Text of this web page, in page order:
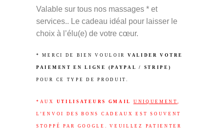
71€
à
390€
Valable sur tous nos massages * et
services.. Le cadeau idéal pour laisser le
choix à l’élu(e) de votre cœur.
* MERCI DE BIEN VOULOIR VALIDER VOTRE
PAIEMENT EN LIGNE (PAYPAL / STRIPE)
POUR CE TYPE DE PRODUIT.
*AUX UTILISATEURS GMAIL UNIQUEMENT ,
L’ENVOI DES BONS CADEAUX EST SOUVENT
STOPPÉ PAR GOOGLE. VEUILLEZ PATIENTER